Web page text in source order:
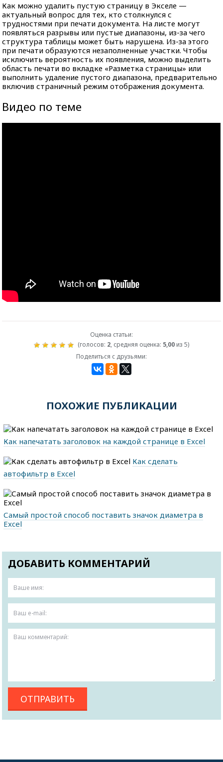
Как можно удалить пустую страницу в Экселе —
актуальный вопрос для тех, кто столкнулся с
трудностями при печати документа. На листе могут
появляться разрывы или пустые диапазоны, из-за чего
структура таблицы может быть нарушена. Из-за этого
при печати образуются незаполненные участки. Чтобы
исключить вероятность их появления, можно выделить
область печати во вкладке «Разметка страницы» или
выполнить удаление пустого диапазона, предварительно
включив страничный режим отображения документа.
Видео по теме
Оценка статьи:
(голосов: 2, средняя оценка: 5,00 из 5)
Поделиться с друзьями:
ПОХОЖИЕ ПУБЛИКАЦИИ
Как напечатать заголовок на каждой странице в Excel
Как сделать
автофильтр в Excel
Самый простой способ поставить значок диаметра в
Excel
ДОБАВИТЬ КОММЕНТАРИЙ